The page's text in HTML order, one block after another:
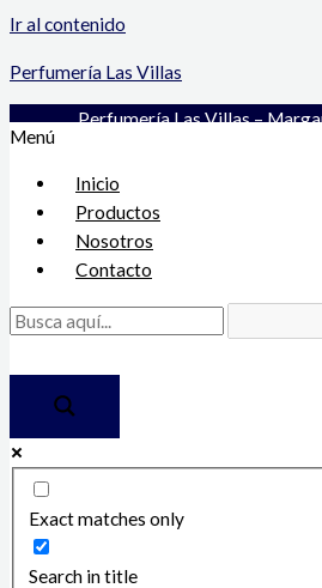
Ir al contenido
Perfumería Las Villas
Perfumería Las Villas –
Menú
Inicio
Productos
Nosotros
Contacto
Exact matches only
Search in title